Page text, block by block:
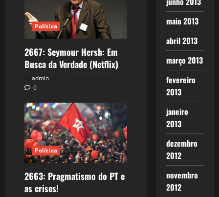
Política
2667: Seymour Hersh: Em
Busca da Verdade (Netflix)
admin
0
Política
2663: Pragmatismo do PT e
as crises!
maio 2013
abril 2013
março 2013
fevereiro
2013
janeiro
2013
dezembro
2012
novembro
2012